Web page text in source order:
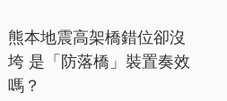
熊本地震高架橋錯位卻沒
垮 是「防落橋」裝置奏效
嗎？